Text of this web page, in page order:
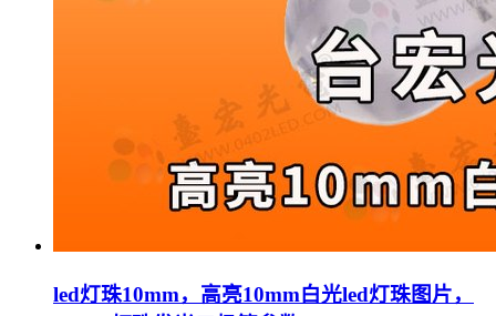
led灯珠10mm，高亮10mm白光led灯珠图片，